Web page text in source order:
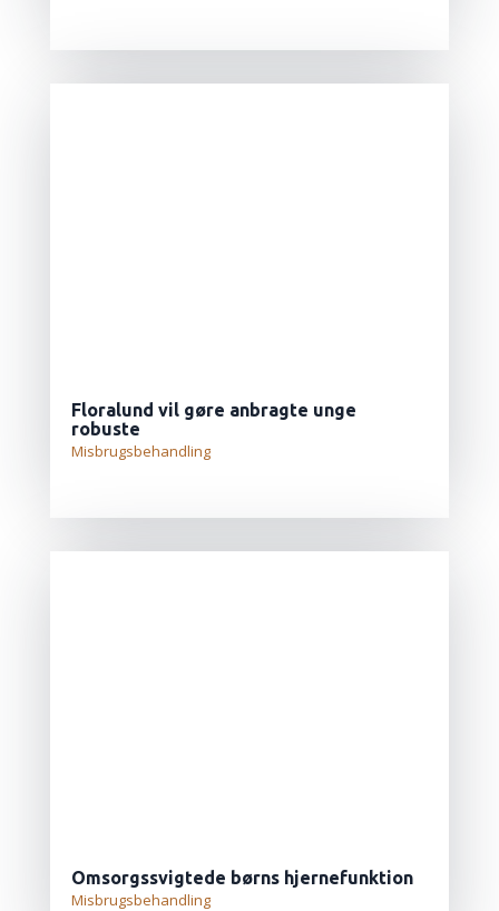
Floralund vil gøre anbragte unge
robuste
Misbrugsbehandling
Omsorgssvigtede børns hjernefunktion
Misbrugsbehandling